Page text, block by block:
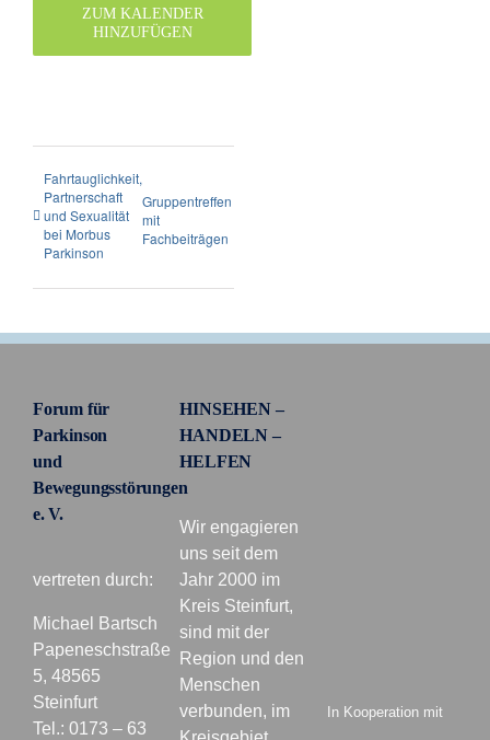
ZUM KALENDER
HINZUFÜGEN
Fahrtauglichkeit,
Partnerschaft
und Sexualität
bei Morbus
Parkinson
Gruppentreffen
mit
Fachbeiträgen
Forum für
Parkinson
und
Bewegungsstörungen
e. V.
vertreten durch:
Michael Bartsch
Papeneschstraße
5, 48565
Steinfurt
Tel.: 0173 – 63
HINSEHEN –
HANDELN –
HELFEN
Wir engagieren
uns seit dem
Jahr 2000 im
Kreis Steinfurt,
sind mit der
Region und den
Menschen
verbunden, im
In Kooperation mit